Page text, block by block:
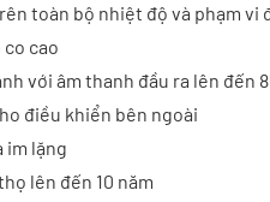
toàn bộ nhiệt độ và phạm vi
cao
với âm thanh đầu ra lên đến
điều khiển bên ngoài
im lặng
lên đến 10 năm